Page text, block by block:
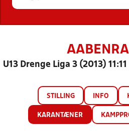
U13 Drenge Liga 3 (2013)
STILLING INFO
KARANTÆNER